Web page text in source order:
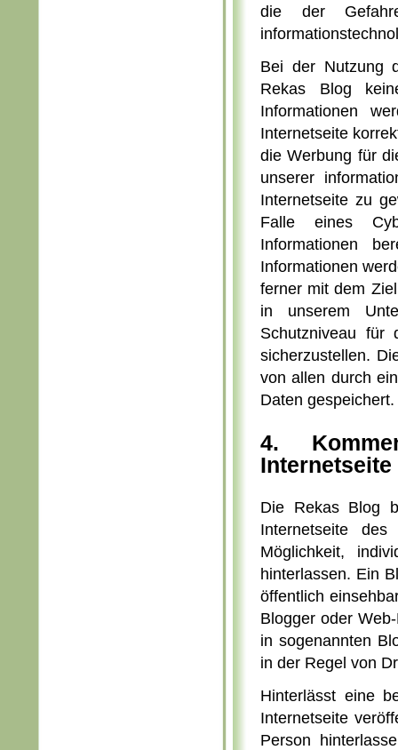
die der
Bei der Nutzung
Rekas Blog
Informationen
Internetseite
die Werbung für
unserer
Internetseite zu
Falle eines
Informationen
Informationen
ferner mit dem
in unserem
Schutzniveau für
sicherzustellen.
von allen durch
Daten gespeichert.
4.
Internetseite
Die Rekas Blog
Internetseite
Möglichkeit,
hinterlassen. Ein
öffentlich
Blogger oder
in sogenannten
in der Regel von
Hinterlässt eine
Internetseite
Person